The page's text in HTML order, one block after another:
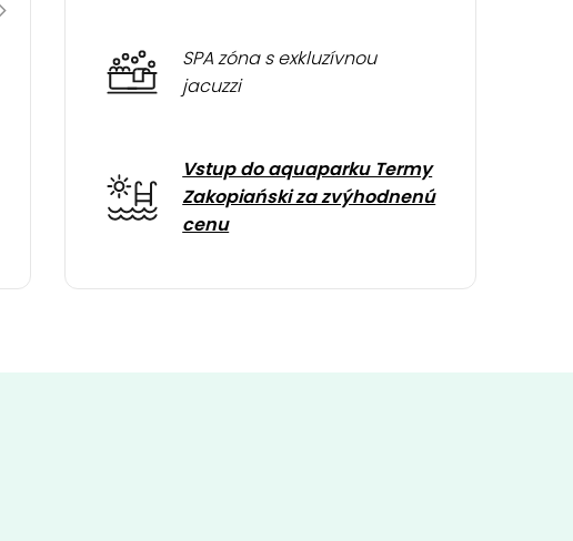
SPA zóna s exkluzívnou
jacuzzi
Vstup do aquaparku Termy
Zakopiański za zvýhodnenú
cenu